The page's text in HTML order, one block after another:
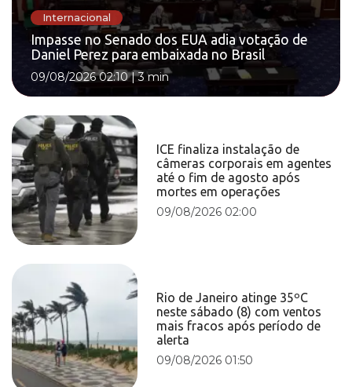
Internacional
Impasse no Senado dos EUA adia votação de
Daniel Perez para embaixada no Brasil
09/08/2026 02:10|3 min
ICE finaliza instalação de
câmeras corporais em agentes
até o fim de agosto após
mortes em operações
09/08/2026 02:00
Rio de Janeiro atinge 35ºC
neste sábado (8) com ventos
mais fracos após período de
alerta
09/08/2026 01:50